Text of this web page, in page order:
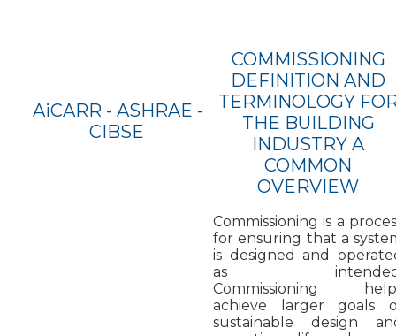
AiCARR - ASHRAE -
CIBSE
COMMISSIONING
DEFINITION AND
TERMINOLOGY
THE BUILDING
INDUSTRY A
COMMON
OVERVIEW
Commissioning is a
for ensuring that a
is designed and
as
Commissioning
achieve larger goals
sustainable design